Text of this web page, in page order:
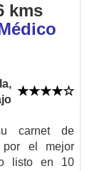
kms
carnet de
por el mejor
listo en 10